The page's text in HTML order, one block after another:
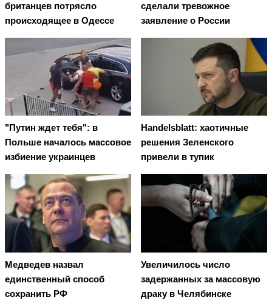
британцев потрясло
происходящее в Одессе
сделали тревожное
заявление о России
"Путин ждет тебя": в
Польше началось массовое
избиение украинцев
Handelsblatt: хаотичные
решения Зеленского
привели в тупик
Медведев назвал
единственный способ
сохранить РФ
Увеличилось число
задержанных за массовую
драку в Челябинске